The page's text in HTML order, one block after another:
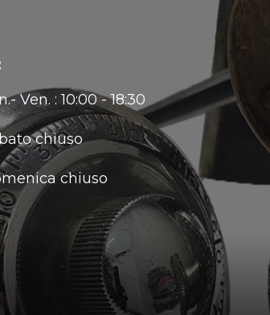
Ven. : 10:00 - 18:30
chiuso
chiuso